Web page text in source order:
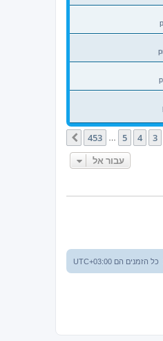
3
4
5
453 הבא
עבור אל
כל הזמנים הם UTC+03:00